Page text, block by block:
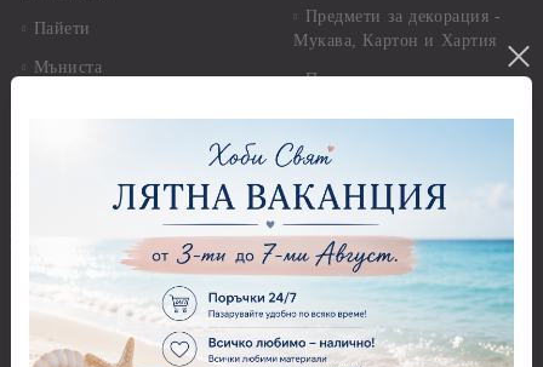
Пайети
Мъниста
Висулки
Глина,Гипс, Калъпи,
Елементи, Инструменти
Керамична смес за отливки
Керамични елементи
Елементи от полимерна
Предмети за декорация -
Мукава, Картон и Хартия
Предмети за декорация -
Предмети за декорация -
Керамика и метал
Предмети за декорация -
Стирофом
Предмети за декорация -
Стъкло
Предмети за декорация -
Плат, органза, зебло,